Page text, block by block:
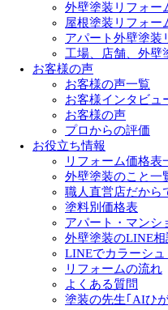
外壁塗装リフォー
屋根塗装リフォー
アパート外壁塗装
工場、店舗、外壁
お客様の声
お客様の声一覧
お客様インタビュ
お客様の声
プロからの評価
お役立ち情報
リフォーム価格表
外壁塗装のこと一
職人直営店だから
塗料別価格表
アパート・マンシ
外壁塗装のLINE相
LINEでカラーシ
リフォームの流れ
よくある質問
塗装の先生｢AIひ